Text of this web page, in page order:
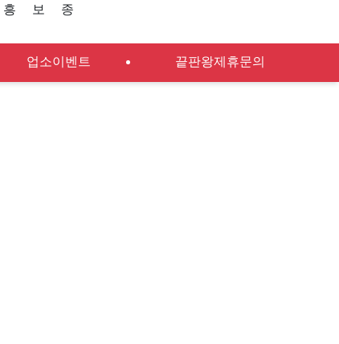
흥
보
종
업소이벤트 끝판왕제휴문의